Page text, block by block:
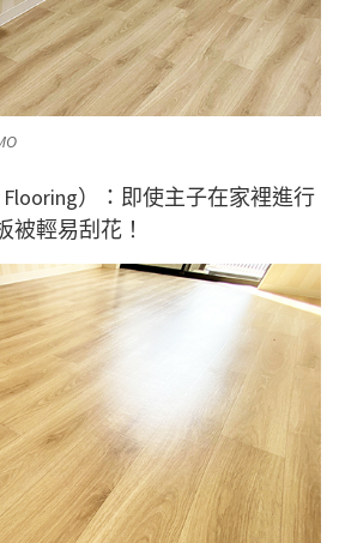
Flooring）：即使主子在家裡進行
被輕易刮花！